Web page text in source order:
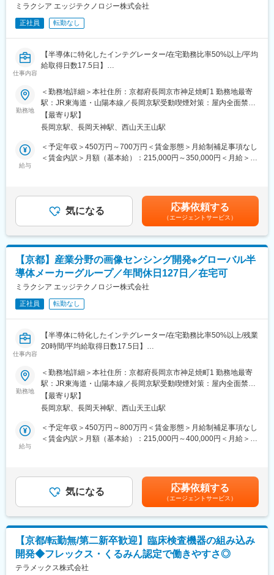
組み込みソフトウェアの設計・実装・評価まで一貫して関わるこ
とで、技術力を高め、技術者として幅広い経験と専門性を磨けま
す。
進化の速いモビリティ分野で、新しい機能開発に挑戦しながら社
会的価値の高い製品づくりに携われる点が大きなやりがいです
■働き方：
自社拠点での開発となりますが、開発フェーズや状況に応じて顧
客先へ出張はあります。慣れるまでは先輩社員と同行し、サポー
ト体制のもとで対応します。
子育て・介護・家庭等の事情により業務時間をシフトして頂くこ
変更の範囲：会社の定める業務
ミラクシア エッジテクノロジー株式会社
正社員 転勤なし
仕事内容
【半導体に特化したインテグレーター/在宅勤務比率50%以上/平均
給取得日数17.5日】
■業務概要：
車載AD/ADAS向けECUソフトウェア開発にてAD/ADASの各種機
能開発、車載通信機能（CAN,Ether）の設計・実装・評価を行っ
ております。
【業務詳細】
社内のプロジェクトリーダー・サブリーダーと連携しながら、以
・ 既存機能の修正や改良、動作確認
・ チーム内レビューや顧客説明への参加
・ 市販開発ツール導入や社内効率化ツール等（生成AI活用含む）
┗ 顧客先での技術支援
経験・習熟度に応じて、できる範囲から段階的に業務をお任せし
ます。
■魅力・やりがい：
次世代のAD/ADAS開発に携わり、車両の安全性や快適性の向上に
直接貢献できるポジションです。
組み込みソフトウェアの設計・実装・評価まで一貫して関わるこ
とで、技術力を高め、技術者として幅広い経験と専門性を磨けま
す。
会的価値の高い製品づくりに携われる点が大きなやりがいです
■働き方：
残業は月平均15時間～25時間程度です。
客先へ出張はあります。慣れるまでは先輩社員と同行し、サポー
ト体制のもとで対応します。
勤務地
＜勤務地詳細＞本社住所：京都府長岡京市神足焼町1 勤務地最寄
駅：JR東海道・山陽本線／長岡京駅受動喫煙対策：屋内全面禁煙
変更の範囲：会社の定める事業所
【最寄り駅】
長岡京駅、長岡天神駅、西山天王山駅
給与
＜予定年収＞450万円～700万円＜賃金形態＞月給制補足事項なし
＜賃金内訳＞月額（基本給）：215,000円～350,000円＜月給＞
ます。■昇給：年1回■賞与：年2回賃金はあくまでも目安の金額で
あり、選考を通じて上下する可能性があります。月給(月額)は固定
手当を含めた表記です。
気になる 応募依頼する
（エージェントサービス）
【京都】産業分野の画像センシング開発※グローバル半
導体メーカーグループ／年間休日127日／在宅可
ミラクシア エッジテクノロジー株式会社
正社員 転勤なし
仕事内容
【半導体に特化したインテグレーター/在宅勤務比率50%以上/残業
20時間/平均給取得日数17.5日】
■業務概要：
撮像デバイスとAIを含む検知・認識機能をイメージング技術で協
調させ、小型・高速な空間認識センシングをエッジ機器にて実現
するソフトウェアの開発をご担当頂きます。ご経験に応じてセン
シングアルゴリズムの開発や半導体デバイスへ最適化させるソフ
トウェア設計等をそれぞれの得意領域を持つメンバーで構成され
たプロジェクトチームの中で遂行頂きます。
下のような画像センシングソフトウェア開発・設計に携わって頂
きます。
・ご要望のセンシング機能を具現化するエッジ機器のシステム・
イメージプロセッシング開発・設計
・エッジAI/ルールベース検知・認識機能の高速化・小型化ソフト
ウェア設計・実装
・センシング処理高速化のための半導体デバイス内データフロー
勤務地
＜勤務地詳細＞本社住所：京都府長岡京市神足焼町1 勤務地最寄
駅：JR東海道・山陽本線／長岡京駅受動喫煙対策：屋内全面禁煙
変更の範囲：会社の定める事業所
【最寄り駅】
長岡京駅、長岡天神駅、西山天王山駅
給与
＜予定年収＞450万円～800万円＜賃金形態＞月給制補足事項なし
＜賃金内訳＞月額（基本給）：215,000円～400,000円＜月給＞
ます。■昇給：年1回■賞与：年2回賃金はあくまでも目安の金額で
あり、選考を通じて上下する可能性があります。月給(月額)は固定
手当を含めた表記です。
気になる 応募依頼する
（エージェントサービス）
【京都/転勤無/第二新卒歓迎】臨床検査機器の組み込み
開発◆フレックス・くるみん認定で働きやすさ◎
テラメックス株式会社